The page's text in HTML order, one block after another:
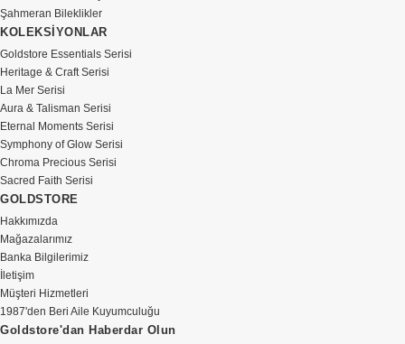
Şahmeran Bileklikler
KOLEKSİYONLAR
Goldstore Essentials Serisi
Heritage & Craft Serisi
La Mer Serisi
Aura & Talisman Serisi
Eternal Moments Serisi
Symphony of Glow Serisi
Chroma Precious Serisi
Sacred Faith Serisi
GOLDSTORE
Hakkımızda
Mağazalarımız
Banka Bilgilerimiz
İletişim
Müşteri Hizmetleri
1987'den Beri Aile Kuyumculuğu
Goldstore'dan Haberdar Olun